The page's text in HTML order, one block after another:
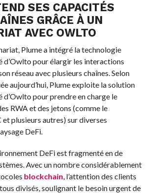
SES CAPACITÉS
GRÂCE À UN
AVEC OWLTO
Plume a intégré la technologie
d’Owlto pour élargir les interactions
réseau avec plusieurs chaînes. Selon
aujourd’hui, Plume exploite la solution
pour prendre en charge le
RWA et des jetons (comme le
plusieurs autres) sur diverses
DeFi.
DeFi est fragmenté en de
Avec un nombre considérablement
blockchain, l’attention des clients
divisés, soulignant le besoin urgent de